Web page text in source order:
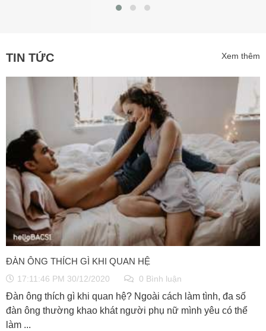
TIN TỨC Xem thêm
ĐÀN ÔNG THÍCH GÌ KHI QUAN HỆ
17:11:46 PM 30/12/2020 0 Bình luận
Đàn ông thích gì khi quan hệ? Ngoài cách làm tình, đa số
đàn ông thường khao khát người phụ nữ mình yêu có thể
làm ...